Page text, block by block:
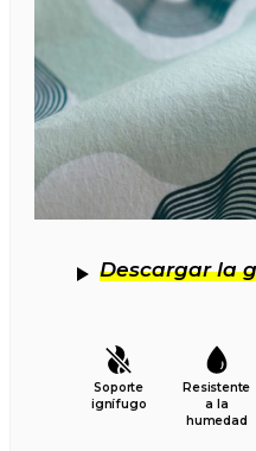
Descargar la
Soporte
ignífugo
Resistente
a la
humedad